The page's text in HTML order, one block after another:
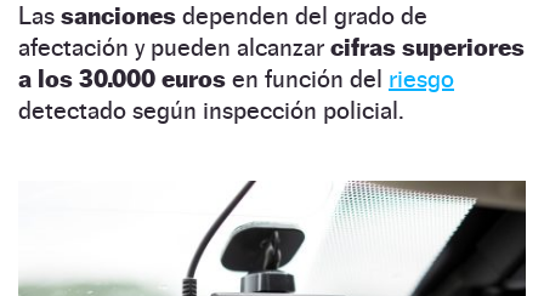
Las sanciones dependen del grado de
afectación y pueden alcanzar cifras superiores
a los 30.000 euros en función del riesgo
detectado según inspección policial.